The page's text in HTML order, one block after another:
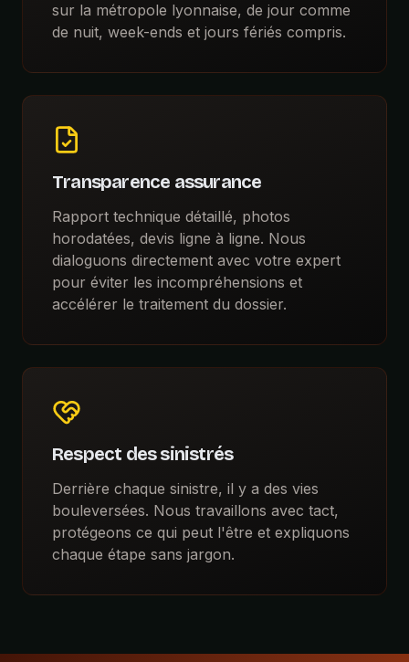
sur la métropole lyonnaise, de jour comme
de nuit, week-ends et jours fériés compris.
Transparence assurance
Rapport technique détaillé, photos
horodatées, devis ligne à ligne. Nous
dialoguons directement avec votre expert
pour éviter les incompréhensions et
accélérer le traitement du dossier.
Respect des sinistrés
Derrière chaque sinistre, il y a des vies
bouleversées. Nous travaillons avec tact,
protégeons ce qui peut l'être et expliquons
chaque étape sans jargon.